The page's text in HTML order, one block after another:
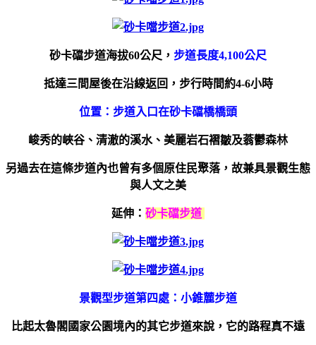
砂卡礑步道海拔60公尺， 步道長度4,100公尺
抵達三間屋後在沿線返回，步行時間約4-6小時
位置：步道入口在砂卡礑橋橋頭
峻秀的峽谷、清澈的溪水、美麗岩石褶皺及蓊鬱森林
另過去在這條步道內也曾有多個原住民聚落，故兼具景觀生態
與人文之美
延伸： 砂卡礑步道
景觀型步道第四處：小錐麓步道
比起太魯閣國家公園境內的其它步道來說，它的路程真不遠